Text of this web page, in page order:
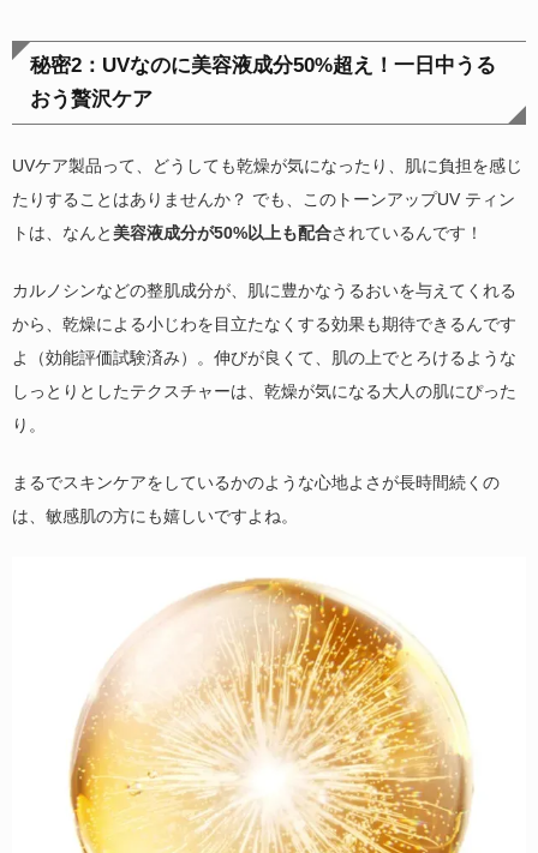
秘密2：UVなのに美容液成分50%超え！一日中うる
おう贅沢ケア
UVケア製品って、どうしても乾燥が気になったり、肌に負担を感じ
たりすることはありませんか？ でも、このトーンアップUV ティン
トは、なんと美容液成分が50%以上も配合されているんです！
カルノシンなどの整肌成分が、肌に豊かなうるおいを与えてくれる
から、乾燥による小じわを目立たなくする効果も期待できるんです
よ（効能評価試験済み）。伸びが良くて、肌の上でとろけるような
しっとりとしたテクスチャーは、乾燥が気になる大人の肌にぴった
り。
まるでスキンケアをしているかのような心地よさが長時間続くの
は、敏感肌の方にも嬉しいですよね。